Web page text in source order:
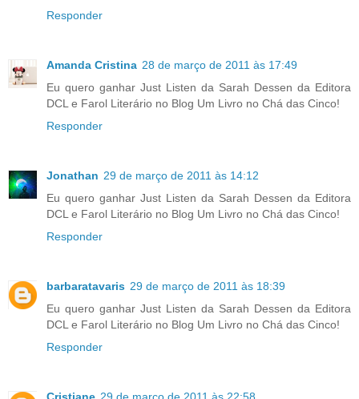
Responder
Amanda Cristina 28 de março de 2011 às 17:49
Eu quero ganhar Just Listen da Sarah Dessen da Editora
DCL e Farol Literário no Blog Um Livro no Chá das Cinco!
Responder
Jonathan 29 de março de 2011 às 14:12
Eu quero ganhar Just Listen da Sarah Dessen da Editora
DCL e Farol Literário no Blog Um Livro no Chá das Cinco!
Responder
barbaratavaris 29 de março de 2011 às 18:39
Eu quero ganhar Just Listen da Sarah Dessen da Editora
DCL e Farol Literário no Blog Um Livro no Chá das Cinco!
Responder
Cristiane 29 de março de 2011 às 22:58